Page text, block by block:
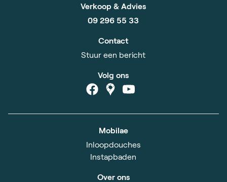
Verkoop & Advies
09 296 55 33
Contact
Stuur een bericht
Volg ons
Mobilae
Inloopdouches
Instapbaden
Over ons